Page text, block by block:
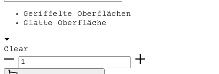
Geriffelte Oberflächen
Glatte Oberfläche
Clear
Frontblende
800er